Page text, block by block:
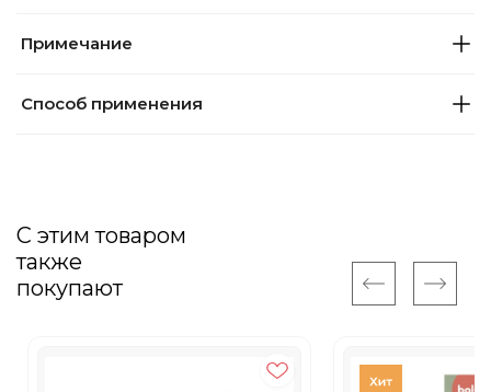
Примечание
Способ применения
С этим товаром
также
покупают